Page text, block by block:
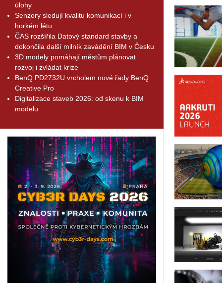
úlohy
Senzory sledují kvalitu komunikací i v
horkém létu
ČAS rozšířila Datový standard stavby a
dokončila další milník zavádění BIM v Česku
3D modely pomáhají městům plánovat
rozvoj i zvládat krize
BenQ PD2732U vrcholem nové řady BenQ
Creative Pro
Digitalizace staveb 2026: od skenu k BIM
modelu